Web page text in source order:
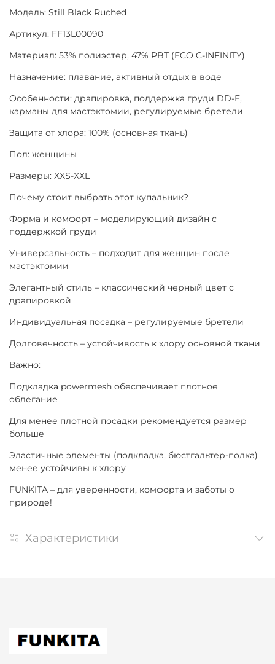
Модель: Still Black Ruched
Артикул: FF13L00090
Материал: 53% полиэстер, 47% PBT (ECO C-INFINITY)
Назначение: плавание, активный отдых в воде
Особенности: драпировка, поддержка груди DD-E,
карманы для мастэктомии, регулируемые бретели
Защита от хлора: 100% (основная ткань)
Пол: женщины
Размеры: XXS-XXL
Почему стоит выбрать этот купальник?
Форма и комфорт – моделирующий дизайн с
поддержкой груди
Универсальность – подходит для женщин после
мастэктомии
Элегантный стиль – классический черный цвет с
драпировкой
Индивидуальная посадка – регулируемые бретели
Долговечность – устойчивость к хлору основной ткани
Важно:
Подкладка powermesh обеспечивает плотное
облегание
Для менее плотной посадки рекомендуется размер
больше
Эластичные элементы (подкладка, бюстгальтер-полка)
менее устойчивы к хлору
FUNKITA – для уверенности, комфорта и заботы о
природе!
Характеристики